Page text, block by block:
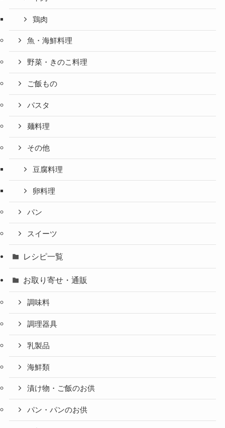
鶏肉
魚・海鮮料理
野菜・きのこ料理
ご飯もの
パスタ
麺料理
その他
豆腐料理
卵料理
パン
スイーツ
レシピ一覧
お取り寄せ・通販
調味料
調理器具
乳製品
海鮮類
漬け物・ご飯のお供
パン・パンのお供